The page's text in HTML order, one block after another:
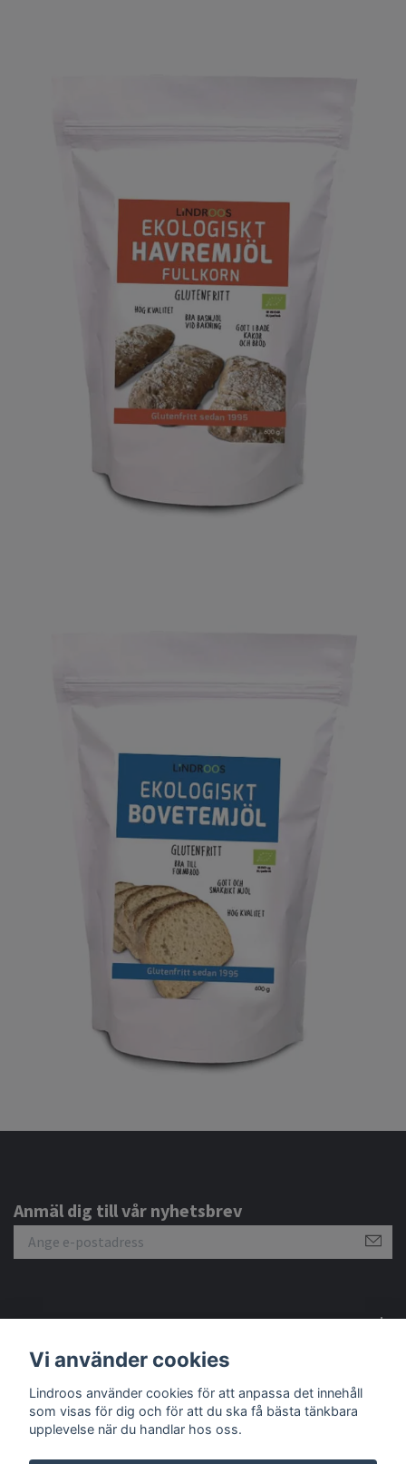
Anmäl dig till vår nyhetsbrev
Sociala medier
Vi använder cookies
Lindroos använder cookies för att anpassa det innehåll
som visas för dig och för att du ska få bästa tänkbara
upplevelse när du handlar hos oss.